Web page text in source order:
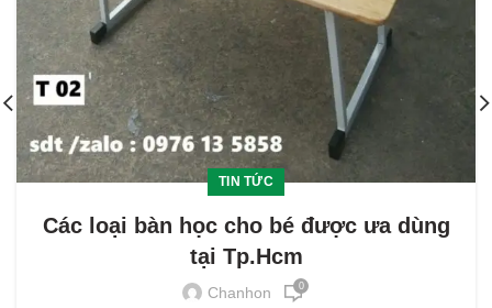
TIN TỨC
Các loại bàn học cho bé được ưa dùng
tại Tp.Hcm
Chanhon 0